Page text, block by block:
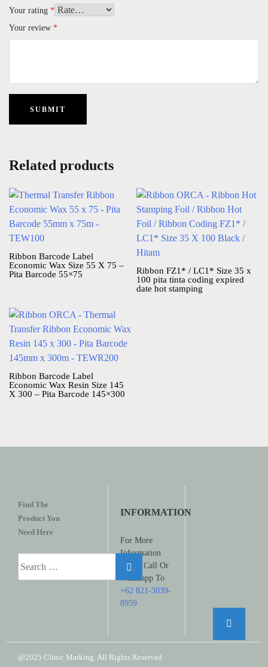
Your rating *
Your review *
Related products
Ribbon Barcode Label
Economic Wax Size 55 X 75 –
Pita Barcode 55×75
Ribbon FZ1* / LC1* Size 35 x
100 pita tinta coding expired
date hot stamping
Ribbon Barcode Label
Economic Wax Resin Size 145
X 300 – Pita Barcode 145×300
Find The
Product You
Need Here
INFORMATION
For More
Information
Please Call Or
Whatsapp To
+62 821-3039-
8959
@2025 Clinic Marking. All Rights Reserved